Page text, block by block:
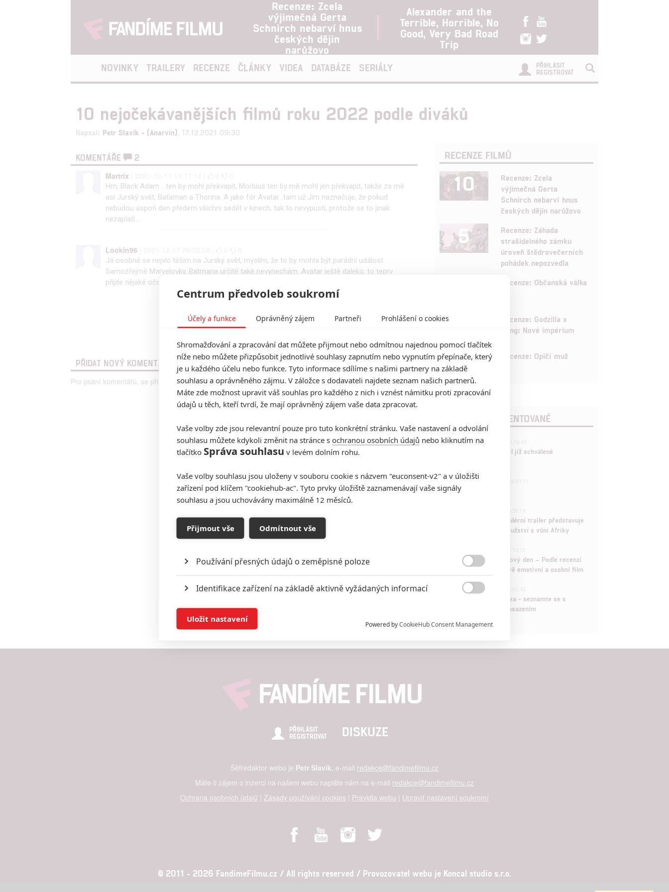
Recenze: Zcela
výjimečná Gerta
Schnirch nebarví hnus
českých dějin
narůžovo
Alexander and the
Terrible, Horrible, No
Good, Very Bad Road
Trip
NOVINKY TRAILERY RECENZE ČLÁNKY VIDEA DATABÁZE SERIÁLY
PŘIHLÁSIT
REGISTROVAT
10 nejočekávanějších filmů roku 2022 podle diváků
Napsal: Petr Slavík - (Anarvin) , 17.12.2021 09:30
KOMENTÁŘE
2
Martrix
Hm, Black Adam ...ten by mohl překvapit, Morbius ten by mě mohl jen překvapit, takže za mě
asi Jurský svět, Baťaman a Thorina. A jako fór Avatar...tam už Jim naznačuje, že pokud
nebudou aspoň den předem všichni sedět v kinech, tak to nevypustí, protože se to jinak
nezaplatí... .
Lookin96
Já osobně se nejvíc těšim na Jurský svět, myslím, že to by mohla být parádní událost.
Samozřejmě Marvelovky, Batmana určitě také nevynechám. Avatar ještě daleko, to teprv
přijde nějaké očekávání.
PŘIDAT NOVÝ KOMENTÁŘ
Pro psaní komentářů, se přihlašte.
RECENZE FILMŮ
10
Recenze: Zcela
výjimečná Gerta
Schnirch nebarví hnus
českých dějin narůžovo
5
Recenze: Záhada
strašidelného zámku
úroveň štědrovečerních
pohádek nepozvedla
Recenze: Občanská válka
Recenze: Godzilla x
Kong: Nové impérium
8 Recenze: Opičí muž
POSLEDNÍ KOMENTOVANÉ
3ČLÁNEK | 01.08.2026 16:40
Marvel nečekaně zrušil již schválené
433
拆彈專家
Děti krve a kostí: Regulérní trailer představuje
akční fantasy dobrodružství s vůní Afriky
Spider-Man: Zbrusu nový den – Podle recenzí
máme čekat překvapivě emotivní a osobní film
ČLÁNEK | 30.07.2026 03:42
Velké preview: Odyssea - seznamte se s
maximálně nabitým obsazením
PŘIHLÁSIT
REGISTROVAT
DISKUZE
Šéfredaktor webu je Petr Slavík , e-mail redakce@fandimefilmu.cz
Máte-li zájem o inzerci na našem webu napište nám na e-mail redakce@fandimefilmu.cz
Ochrana osobních údajů | Zásady používání cookies | Pravidla webu | Upravit nastavení soukromí
© 2011 - 2026 FandimeFilmu.cz / All rights reserved / Provozovatel webu je Koncal studio s.r.o.
Centrum předvoleb soukromí
Účely a funkce Oprávněný zájem Partneři Prohlášení o cookies
Shromažďování a zpracování dat můžete přijmout nebo odmítnou najednou pomocí tlačítek
níže nebo můžete přizpůsobit jednotlivé souhlasy zapnutím nebo vypnutím přepínače, který
je u každého účelu nebo funkce. Tyto informace sdílíme s našimi partnery na základě
souhlasu a oprávněného zájmu. V záložce s dodavateli najdete seznam našich partnerů.
Máte zde možnost upravit váš souhlas pro každého z nich i vznést námitku proti zpracování
údajů u těch, kteří tvrdí, že mají oprávněný zájem vaše data zpracovat.
Vaše volby zde jsou relevantní pouze pro tuto konkrétní stránku. Vaše nastavení a odvolání
souhlasu můžete kdykoli změnit na stránce s ochranou osobních údajů nebo kliknutím na
tlačítko Správa souhlasu v levém dolním rohu.
Vaše volby souhlasu jsou uloženy v souboru cookie s názvem "euconsent-v2" a v úložišti
zařízení pod klíčem "cookiehub-ac". Tyto prvky úložiště zaznamenávají vaše signály
souhlasu a jsou uchovávány maximálně 12 měsíců.
Přijmout vše Odmítnout vše
Používání přesných údajů o zeměpisné poloze
Identifikace zařízení na základě aktivně vyžádaných informací
Ukládání a/nebo přístup k informacím v zařízení


Poskytování a zobrazování reklamy a obsahu
Powered byCookieHub Consent Management
Uložit nastavení